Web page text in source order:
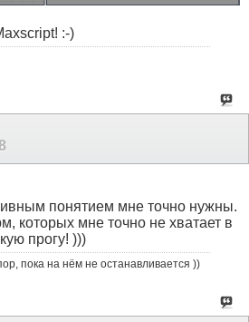
:-)
понятием мне точно нужны.
которых мне точно не хватает в
прогу! )))
пока на нём не останавливается ))